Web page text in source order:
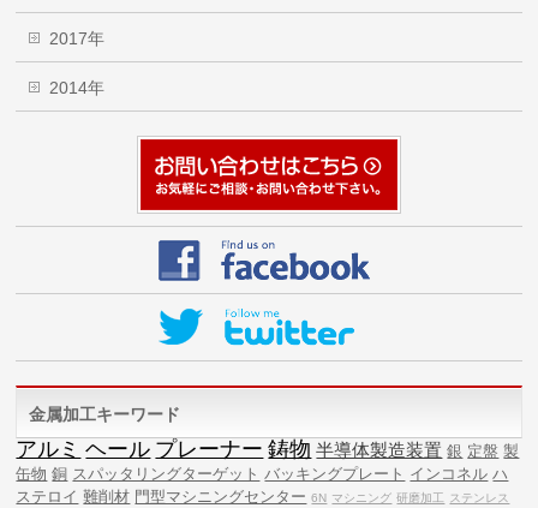
2017年
2014年
金属加工キーワード
アルミ ヘール プレーナー 鋳物 半導体製造装置 銀 定盤 製
缶物 銅 スパッタリングターゲット バッキングプレート インコネル ハ
ステロイ 難削材 門型マシニングセンター 6N マシニング 研磨加工
ステンレス